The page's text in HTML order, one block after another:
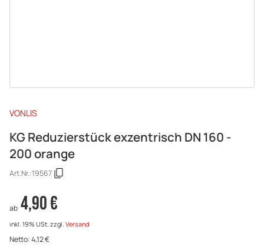
VONLIS
KG Reduzierstück exzentrisch DN 160 -
200 orange
Art.Nr.:19567
ab 4,90 €
inkl. 19% USt. zzgl. Versand
Netto:4,12€